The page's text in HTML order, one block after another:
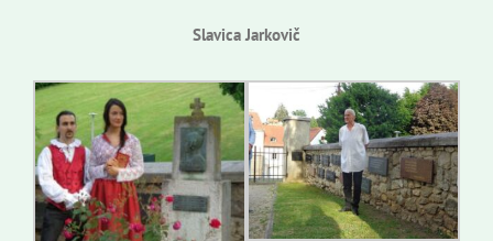
Slavica Jarkovič